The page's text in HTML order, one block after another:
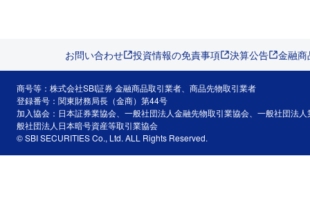
お問い合わせ 投資情報の免責事項 決算公告 金融
商号等：株式会社SBI証券 金融商品取引業者、商品先物取引業者
登録番号：関東財務局長（金商）第44号
加入協会：日本証券業協会、一般社団法人金融先物取引業協会、一般社団法
般社団法人日本暗号資産等取引業協会
© SBI SECURITIES Co., Ltd. ALL Rights Reserved.